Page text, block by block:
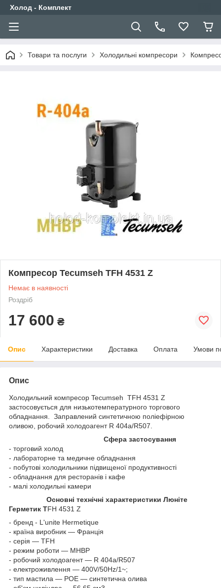
Холод - Комплект
Товари та послуги Холодильні компресори
Компресор Tecumseh TFH 4531 Z
Немає в наявності
Роздріб
17 600 ₴
Опис Характеристики Доставка Оплата Умови
Опис
Холодильний компресор Tecumseh TFH 4531 Z
застосовується для низькотемпературного торгового
обладнання. Заправлений синтетичною поліефірною
оливою, робочий холодоагент R 404a/R507.
Сфера застосування
- торговий холод
- лабораторне та медичне обладнання
- побутові холодильники підвищеної продуктивності
- обладнання для ресторанів і кафе
- малі холодильні камери
Основні технічні характеристики Люніте
Герметик TFH 4531 Z
- бренд - L'unite Hermetique
- країна виробник — Франція
- серія — TFH
- режим роботи — MHBP
- робочий холодоагент — R 404a/R507
- електроживлення — 400V/50Hz/1~;
- тип мастила — POE — синтетична олива